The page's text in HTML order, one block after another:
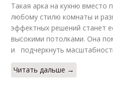
Такая арка на кухню вместо
любому стилю комнаты и
эффектных решений станет
высокими потолками. Она
и подчеркнуть
Читать дальше →